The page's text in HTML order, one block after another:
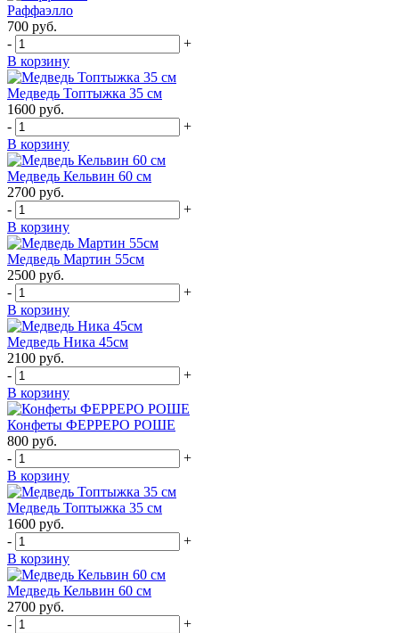
Раффаэлло
700 руб.
-
+
В корзину
Медведь Топтыжка 35 см
1600 руб.
-
+
В корзину
Медведь Кельвин 60 см
2700 руб.
-
+
В корзину
Медведь Мартин 55см
2500 руб.
-
+
В корзину
Медведь Ника 45см
2100 руб.
-
+
В корзину
Конфеты ФЕРРЕРО РОШЕ
800 руб.
-
+
В корзину
Медведь Топтыжка 35 см
1600 руб.
-
+
В корзину
Медведь Кельвин 60 см
2700 руб.
-
+